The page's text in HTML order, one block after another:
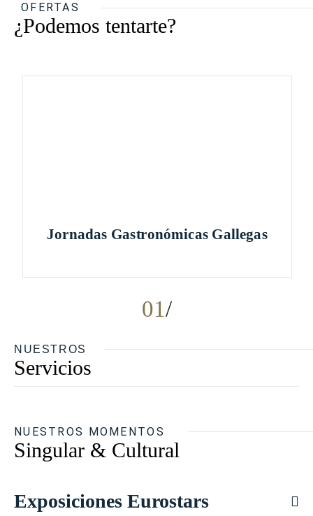
OFERTAS
¿Podemos tentarte?
01
Jornadas Gastronómicas Gallegas
NUESTROS
Servicios
NUESTROS MOMENTOS
Singular & Cultural
Exposiciones Eurostars